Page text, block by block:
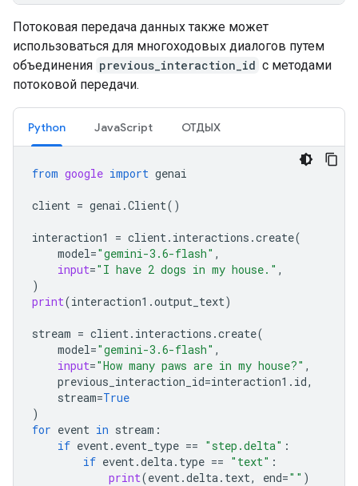
Потоковая передача данных также может
использоваться для многоходовых диалогов путем
объединения previous_interaction_id с методами
потоковой передачи.
Python JavaScript ОТДЫХ
from google import genai
client = genai .Client()
interaction1 = client. interactions .create(
model="gemini-3.6-flash" ,
input="I have 2 dogs in my house." ,
)
print(interaction1 .output_text)
stream = client. interactions .create(
model="gemini-3.6-flash" ,
input="How many paws are in my house?" ,
previous_interaction_id=interaction1 . id,
stream=True
)
for event in stream :
if event. event_type == "step.delta" :
if event.delta. type == "text" :
print(event.delta. text, end="" )